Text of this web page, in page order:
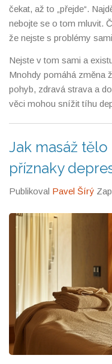
čekat, až to „přejde“.
nebojte se o tom mluvit.
že nejste s problémy
Psycholog nebo
zvládnout.
Nejste v tom sami a
Mnohdy pomáhá změna
pohyb, zdravá strava a
věci mohou snížit tíhu
Jak masáž
příznaky
Publikoval Pavel Šírý